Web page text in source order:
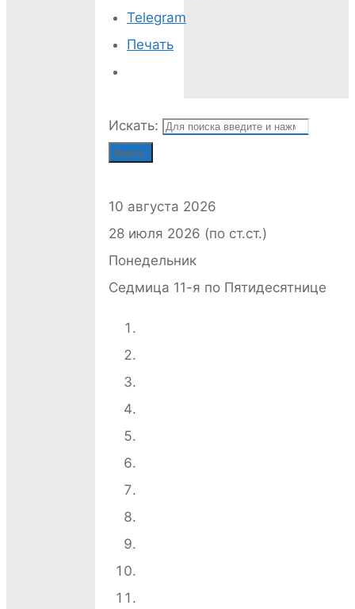
Telegram
Печать
Искать:
Искать:
10 августа 2026
28 июля 2026 (по ст.ст.)
Понедельник
Седмица 11-я по Пятидесятнице